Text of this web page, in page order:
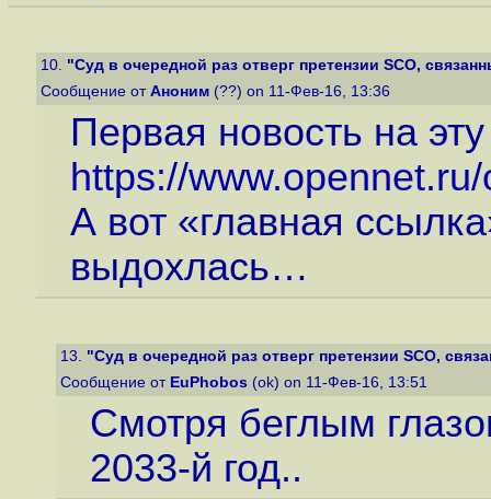
10. "Суд в очередной раз отверг претензии SCO,
Сообщение от Аноним (??) on 11-Фев-16, 13:36
Первая новость на
https://
А вот «главная
выдохлась…
13. "Суд в очередной раз отверг претензии SCO,
Сообщение от EuPhobos (ok) on 11-Фев-16, 13:51
Смотря беглым
2033-й год..